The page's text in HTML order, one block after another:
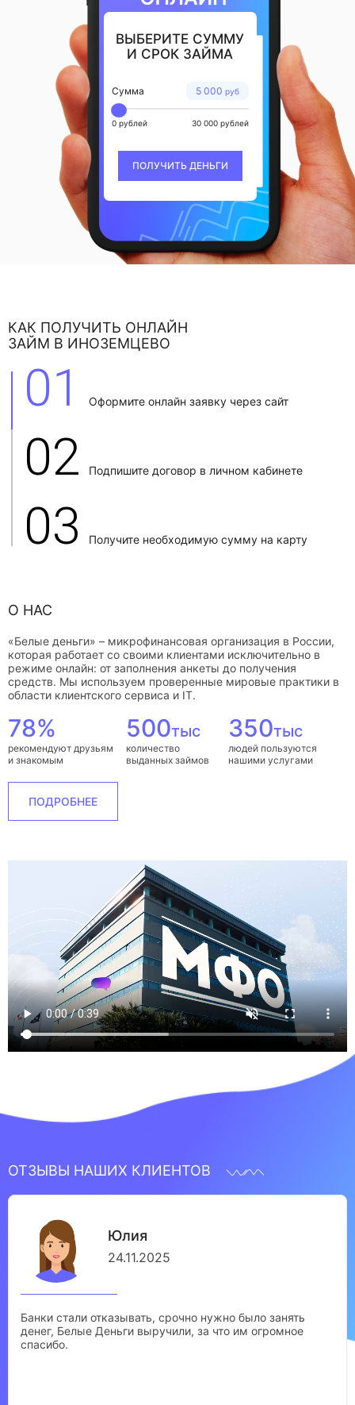
ВЫБЕРИТЕ СУММУ
И СРОК ЗАЙМА
5 000 руб
Сумма
0 рублей 30 000 рублей
ПОЛУЧИТЬ ДЕНЬГИ
КАК ПОЛУЧИТЬ ОНЛАЙН
ЗАЙМ В ИНОЗЕМЦЕВО
01 Оформите онлайн заявку через сайт
02 Подпишите договор в личном кабинете
03 Получите необходимую сумму на карту
О НАС
«Белые деньги» – микрофинансовая организация в России,
которая работает со своими клиентами исключительно в
режиме онлайн: от заполнения анкеты до получения
средств. Мы используем проверенные мировые практики в
области клиентского сервиса и IT.
78%
рекомендуют друзьям
и знакомым
500тыс
количество
выданных займов
350тыс
людей пользуются
нашими услугами
ПОДРОБНЕЕ
ОТЗЫВЫ НАШИХ КЛИЕНТОВ
Юлия
24.11.2025
Банки стали отказывать, срочно нужно было занять
денег, Белые Деньги выручили, за что им огромное
спасибо.